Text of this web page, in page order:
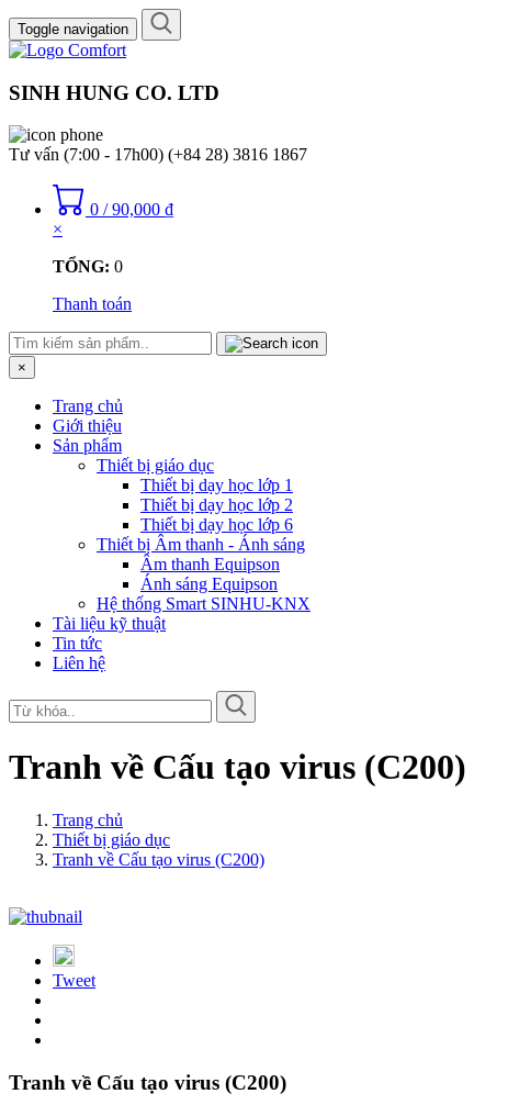
Toggle navigation
SINH HUNG CO. LTD
Tư vấn (7:00 - 17h00) (+84 28) 3816 1867
0 / 90,000 ₫
×
TỔNG: 0
Thanh toán
×
Trang chủ
Giới thiệu
Sản phẩm
Thiết bị giáo dục
Thiết bị dạy học lớp 1
Thiết bị dạy học lớp 2
Thiết bị dạy học lớp 6
Thiết bị Âm thanh - Ánh sáng
Âm thanh Equipson
Ánh sáng Equipson
Hệ thống Smart SINHU-KNX
Tài liệu kỹ thuật
Tin tức
Liên hệ
Tranh về Cấu tạo virus (C200)
Trang chủ
Thiết bị giáo dục
Tranh về Cấu tạo virus (C200)
Tweet
Tranh về Cấu tạo virus (C200)